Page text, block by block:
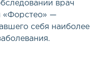
врач
«Форстео» —
себя наиболее